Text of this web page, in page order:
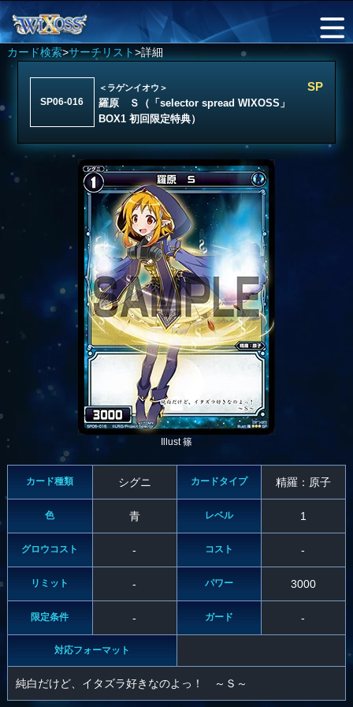
カード検索>サーチリスト>詳細
SP06-016
＜ラゲンイオウ＞
羅原 Ｓ（「selector spread WIXOSS」
BOX1 初回限定特典）
SP
Illust 篠
カード種類 シグニ カードタイプ 精羅：原子
色 青 レベル 1
グロウコスト - コスト -
リミット - パワー 3000
限定条件 - ガード -
対応フォーマット
純白だけど、イタズラ好きなのよっ！ ～Ｓ～